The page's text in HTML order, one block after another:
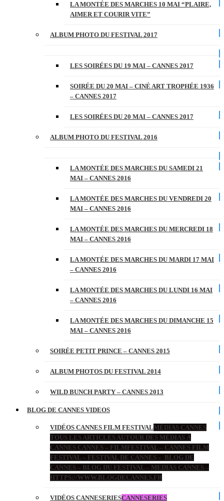
LA MONTÉE DES MARCHES 10 MAI “PLAIRE,
AIMER ET COURIR VITE”
ALBUM PHOTO DU FESTIVAL 2017
LES SOIRÉES DU 19 MAI – CANNES 2017
SOIRÉE DU 20 MAI – CINÉ ART TROPHÉE 1936
– CANNES 2017
LES SOIRÉES DU 20 MAI – CANNES 2017
ALBUM PHOTO DU FESTIVAL 2016
LA MONTÉE DES MARCHES DU SAMEDI 21
MAI – CANNES 2016
LA MONTÉE DES MARCHES DU VENDREDI 20
MAI – CANNES 2016
LA MONTÉE DES MARCHES DU MERCREDI 18
MAI – CANNES 2016
LA MONTÉE DES MARCHES DU MARDI 17 MAI
– CANNES 2016
LA MONTÉE DES MARCHES DU LUNDI 16 MAI
– CANNES 2016
LA MONTÉE DES MARCHES DU DIMANCHE 15
MAI – CANNES 2016
SOIRÉE PETIT PRINCE – CANNES 2015
ALBUM PHOTOS DU FESTIVAL 2014
WILD BUNCH PARTY – CANNES 2013
BLOG DE CANNES VIDEOS
VIDÉOS CANNES FILM FESTIVALMÉDIAS CANNES
TOUS LES ARTICLES AUTOUR DES MÉDIAS À
CANNES CANNES – FILMFESTIVAL – CANNES FILM
FESTIVAL – FESTIVAL DE CANNES – BLOG DE
CANNES – BLOG DU FESTIVAL – MEDIAS CANNES –
HTTPS://WWW.BLOGDECANNES.FR
VIDÉOS CANNESERIESCANNESERIES